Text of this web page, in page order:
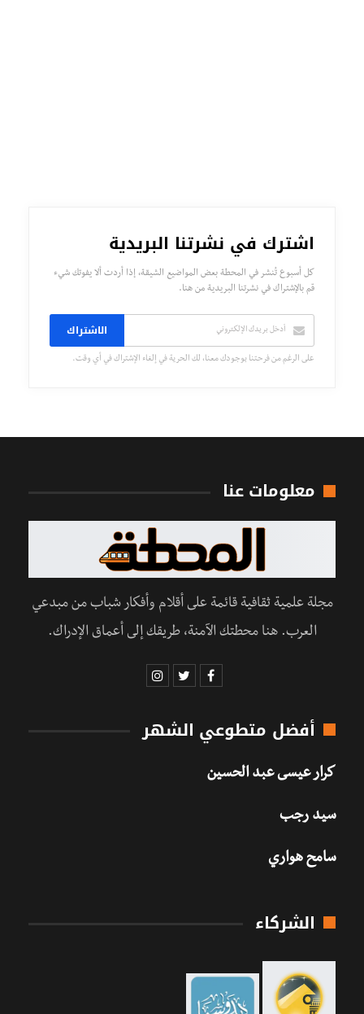
اشترك في نشرتنا البريدية
كل أسبوع تُنشر في المحطة بعض المواضيع الشيقة، إذا أردت ألا يفوتك شيء
قم بالإشتراك في نشرتنا البريدية من هنا.
الاشتراك
على الرغم من فرحتنا بوجودك معنا، لك الحرية في إلغاء الإشتراك في أي وقت.
معلومات عنا
مجلة علمية ثقافية قائمة على أقلام وأفكار شباب من مبدعي
العرب. هنا محطتك الآمنة، طريقك إلى أعماق الإدراك.
أفضل متطوعي الشهر
كرار عيسى عبد الحسين
سيد رجب
سامح هواري
الشركاء